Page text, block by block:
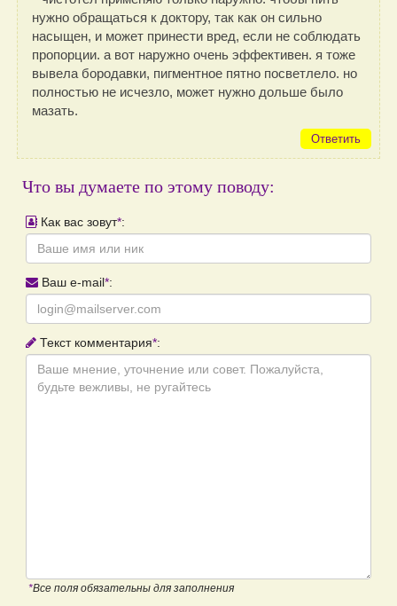
нужно обращаться к доктору, так как он сильно
насыщен, и может принести вред, если не соблюдать
пропорции. а вот наружно очень эффективен. я тоже
вывела бородавки, пигментное пятно посветлело. но
полностью не исчезло, может нужно дольше было
мазать.
Ответить
Что вы думаете по этому поводу:
Как вас зовут*:
Ваш e-mail*:
Текст комментария*:
*Все поля обязательны для заполнения